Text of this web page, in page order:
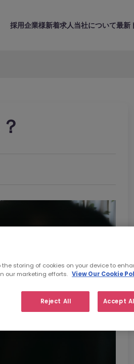
採用企業様新着求人当社について最新
the storing of cookies on your device to
our marketing efforts. View Our Cookie
Reject All Accept